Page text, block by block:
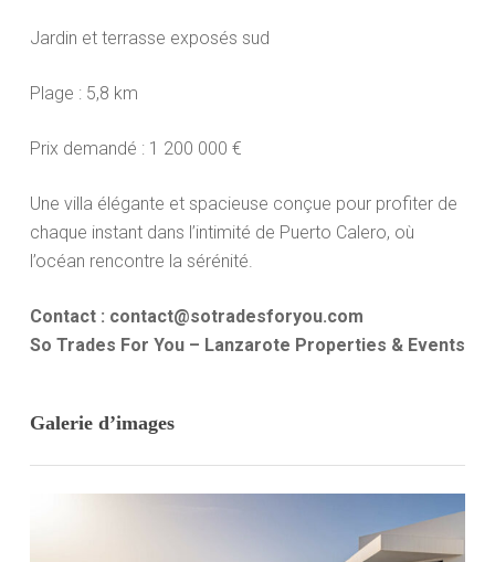
Jardin et terrasse exposés sud
Plage : 5,8 km
Prix demandé : 1 200 000 €
Une villa élégante et spacieuse conçue pour profiter de
chaque instant dans l’intimité de Puerto Calero, où
l’océan rencontre la sérénité.
Contact : contact@sotradesforyou.com
So Trades For You – Lanzarote Properties & Events
Galerie d’images